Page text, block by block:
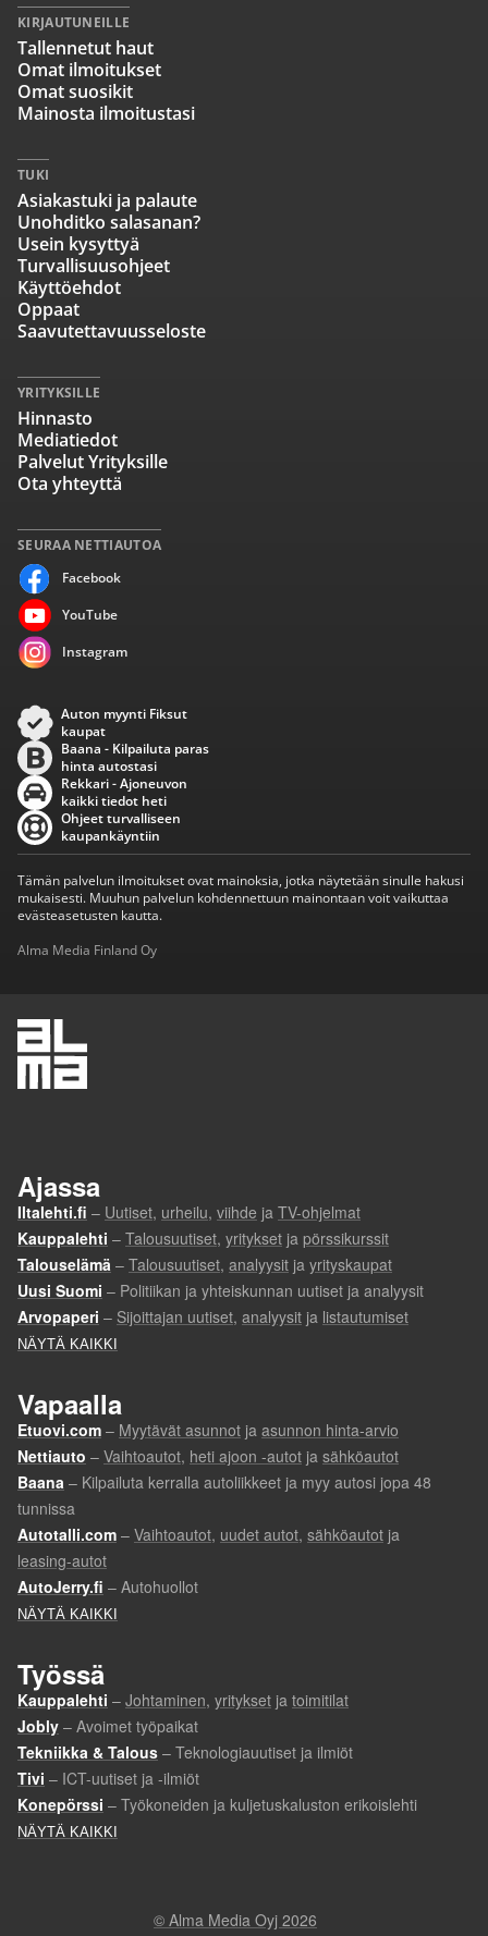
SEURAA NETTIAUTOA
Facebook
YouTube
Instagram
KIRJAUTUNEILLE
Tallennetut haut
Omat ilmoitukset
Omat suosikit
Mainosta ilmoitustasi
TUKI
Asiakastuki ja palaute
Unohditko salasanan?
Usein kysyttyä
Turvallisuusohjeet
Käyttöehdot
Oppaat
Saavutettavuusseloste
YRITYKSILLE
Hinnasto
Mediatiedot
Palvelut Yrityksille
Ota yhteyttä
Auton myynti Fiksut
kaupat
Baana - Kilpailuta paras
hinta autostasi
Rekkari - Ajoneuvon
kaikki tiedot heti
Ohjeet turvalliseen
kaupankäyntiin
Tämän palvelun ilmoitukset ovat mainoksia, jotka näytetään sinulle hakusi
mukaisesti. Muuhun palvelun kohdennettuun mainontaan voit vaikuttaa
evästeasetusten kautta.
Alma Media Finland Oy